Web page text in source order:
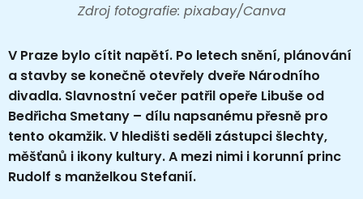
Zdroj fotografie: pixabay/Canva
V Praze bylo cítit napětí. Po letech snění, plánování
a stavby se konečně otevřely dveře Národního
divadla. Slavnostní večer patřil opeře Libuše od
Bedřicha Smetany – dílu napsanému přesně pro
tento okamžik. V hledišti seděli zástupci šlechty,
měšťanů i ikony kultury. A mezi nimi i korunní princ
Rudolf s manželkou Stefanií.